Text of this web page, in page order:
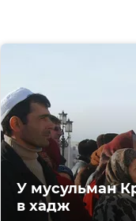
У мусульман
в хадж